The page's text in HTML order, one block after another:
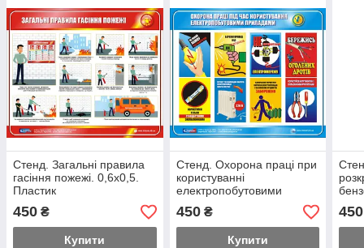
Стенд. Загальні правила
гасіння пожежі. 0,6х0,5.
Пластик
450 ₴
Купити
Стенд. Охорона праці при
користуванні
електропобутовими
приладами. 0,6х0,5.
Пластик
450₴
Купити
450